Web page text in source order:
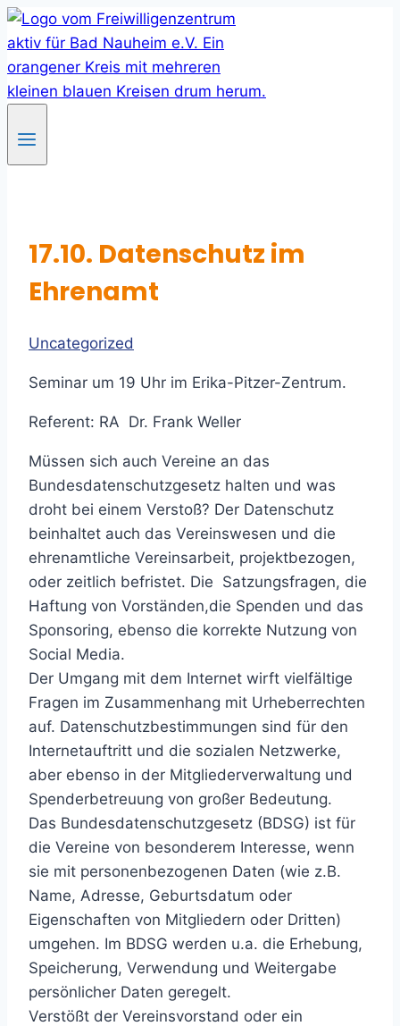
Skip
to
content
17.10. Datenschutz im
Ehrenamt
Uncategorized
Seminar um 19 Uhr im Erika-Pitzer-Zentrum.
Referent: RA Dr. Frank Weller
Müssen sich auch Vereine an das
Bundesdatenschutzgesetz halten und was
droht bei einem Verstoß? Der Datenschutz
beinhaltet auch das Vereinswesen und die
ehrenamtliche Vereinsarbeit, projektbezogen,
oder zeitlich befristet. Die Satzungsfragen, die
Haftung von Vorständen,die Spenden und das
Sponsoring, ebenso die korrekte Nutzung von
Social Media.
Der Umgang mit dem Internet wirft vielfältige
Fragen im Zusammenhang mit Urheberrechten
auf. Datenschutzbestimmungen sind für den
Internetauftritt und die sozialen Netzwerke,
aber ebenso in der Mitgliederverwaltung und
Spenderbetreuung von großer Bedeutung.
Das Bundesdatenschutzgesetz (BDSG) ist für
die Vereine von besonderem Interesse, wenn
sie mit personenbezogenen Daten (wie z.B.
Name, Adresse, Geburtsdatum oder
Eigenschaften von Mitgliedern oder Dritten)
umgehen. Im BDSG werden u.a. die Erhebung,
Speicherung, Verwendung und Weitergabe
persönlicher Daten geregelt.
Verstößt der Vereinsvorstand oder ein